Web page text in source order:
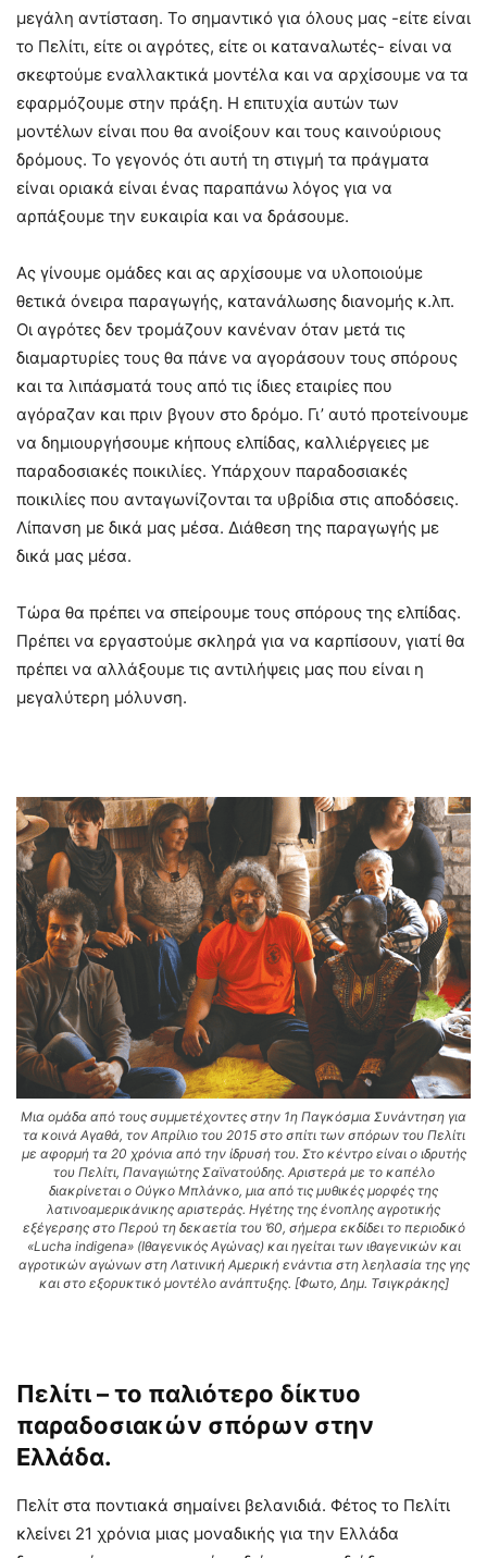
μεγάλη αντίσταση. Το σημαντικό για όλους μας -είτε είναι
το Πελίτι, είτε οι αγρότες, είτε οι καταναλωτές- είναι να
σκεφτούμε εναλλακτικά μοντέλα και να αρχίσουμε να τα
εφαρμόζουμε στην πράξη. Η επιτυχία αυτών των
μοντέλων είναι που θα ανοίξουν και τους καινούριους
δρόμους. Το γεγονός ότι αυτή τη στιγμή τα πράγματα
είναι οριακά είναι ένας παραπάνω λόγος για να
αρπάξουμε την ευκαιρία και να δράσουμε.
Ας γίνουμε ομάδες και ας αρχίσουμε να υλοποιούμε
θετικά όνειρα παραγωγής, κατανάλωσης διανομής κ.λπ.
Οι αγρότες δεν τρομάζουν κανέναν όταν μετά τις
διαμαρτυρίες τους θα πάνε να αγοράσουν τους σπόρους
και τα λιπάσματά τους από τις ίδιες εταιρίες που
αγόραζαν και πριν βγουν στο δρόμο. Γι’ αυτό προτείνουμε
να δημιουργήσουμε κήπους ελπίδας, καλλιέργειες με
παραδοσιακές ποικιλίες. Υπάρχουν παραδοσιακές
ποικιλίες που ανταγωνίζονται τα υβρίδια στις αποδόσεις.
Λίπανση με δικά μας μέσα. Διάθεση της παραγωγής με
δικά μας μέσα.
Τώρα θα πρέπει να σπείρουμε τους σπόρους της ελπίδας.
Πρέπει να εργαστούμε σκληρά για να καρπίσουν, γιατί θα
πρέπει να αλλάξουμε τις αντιλήψεις μας που είναι η
μεγαλύτερη μόλυνση.
Μια ομάδα από τους συμμετέχοντες στην 1η Παγκόσμια Συνάντηση για
τα κοινά Αγαθά, τον Απρίλιο του 2015 στο σπίτι των σπόρων του Πελίτι
με αφορμή τα 20 χρόνια από την ίδρυσή του. Στο κέντρο είναι ο ιδρυτής
του Πελίτι, Παναγιώτης Σαϊνατούδης. Αριστερά με το καπέλο
διακρίνεται ο Ούγκο Μπλάνκο, μια από τις μυθικές μορφές της
λατινοαμερικάνικης αριστεράς. Ηγέτης της ένοπλης αγροτικής
εξέγερσης στο Περού τη δεκαετία του ’60, σήμερα εκδίδει το περιοδικό
«Lucha indigena» (Ιθαγενικός Αγώνας) και ηγείται των ιθαγενικών και
αγροτικών αγώνων στη Λατινική Αμερική ενάντια στη λεηλασία της γης
και στο εξορυκτικό μοντέλο ανάπτυξης. [Φωτο, Δημ. Τσιγκράκης]
Πελίτι – το παλιότερο δίκτυο
παραδοσιακών σπόρων στην
Ελλάδα.
Πελίτ στα ποντιακά σημαίνει βελανιδιά. Φέτος το Πελίτι
κλείνει 21 χρόνια μιας μοναδικής για την Ελλάδα